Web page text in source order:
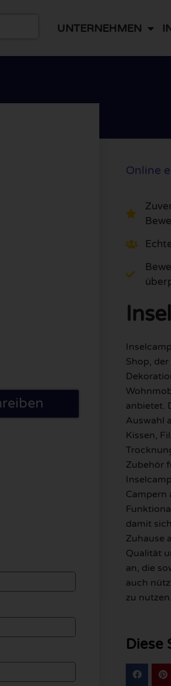
UNTERNEHMEN
Online
Shop,
anbietet.
Auswahl
Kissen,
Zubehör
Campern
damit
Zuhause
Qualität
an, die
auch
zu nutzen.
Diese